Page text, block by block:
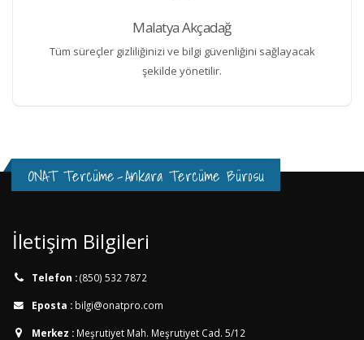
Malatya Akçadağ
Tüm süreçler gizliliğinizi ve bilgi güvenliğini sağlayacak
şekilde yönetilir.
ONAT Tercüme-Ankara Tercüme Bürosu
İletişim Bilgileri
Telefon :(850) 532 7872
Eposta : bilgi@onatpro.com
Merkez : Meşrutiyet Mah. Meşrutiyet Cad. 5/12